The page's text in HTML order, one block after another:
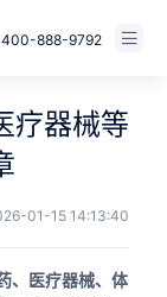
400-888-9792
疗器械等
01-15 14:13:40
、医疗器械、体